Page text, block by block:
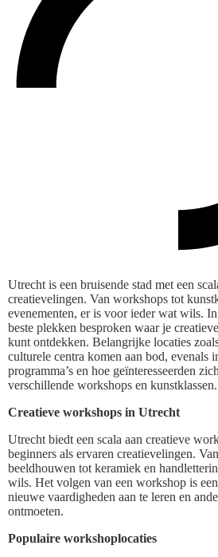
Utrecht is een bruisende stad met een
creatievelingen. Van workshops tot
evenementen, er is voor ieder wat wils.
beste plekken besproken waar je
kunt ontdekken. Belangrijke locaties
culturele centra komen aan bod, evenals
programma’s en hoe geïnteresseerden
verschillende workshops en kunstklassen.
Creatieve workshops in Utrecht
Utrecht biedt een scala aan creatieve
beginners als ervaren creatievelingen.
beeldhouwen tot keramiek en
wils. Het volgen van een workshop is
nieuwe vaardigheden aan te leren en
ontmoeten.
Populaire workshoplocaties